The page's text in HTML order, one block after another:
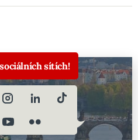
sítích!